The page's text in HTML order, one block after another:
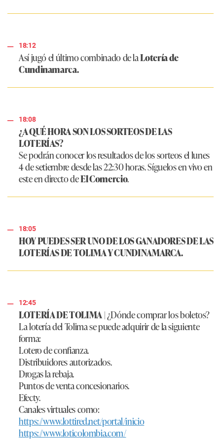
18:12
Así jugó el último combinado de laLotería de
Cundinamarca.
18:08
¿A QUÉ HORA SON LOS SORTEOS DE LAS
LOTERÍAS?
Se podrán conocer los resultados de los sorteos el lunes
4 de setiembre desde las 22:30 horas. Síguelos en vivo en
este en directo deEl Comercio.
18:05
HOY PUEDES SER UNO DE LOS GANADORES DE LAS
LOTERÍAS DE TOLIMA Y CUNDINAMARCA.
12:45
LOTERÍA DE TOLIMA|¿Dónde comprar los boletos?
La lotería del Tolima se puede adquirir de la siguiente
forma:
Lotero de confianza.
Distribuidores autorizados.
Drogas la rebaja.
Puntos de venta concesionarios.
Efecty.
Canales virtuales como:
https://www.lottired.net/portal/inicio
https://www.loticolombia.com/